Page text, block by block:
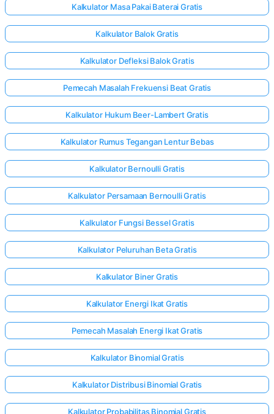
Ada
Ajukan
Anda
Kalkulator Masa Pakai Baterai Gratis
Kalkulator Balok Gratis
Kalkulator Defleksi Balok Gratis
Pemecah Masalah Frekuensi Beat Gratis
Kalkulator Hukum Beer-Lambert Gratis
Kalkulator Rumus Tegangan Lentur Bebas
Kalkulator Bernoulli Gratis
Kalkulator Persamaan Bernoulli Gratis
Kalkulator Fungsi Bessel Gratis
Kalkulator Peluruhan Beta Gratis
Kalkulator Biner Gratis
Kalkulator Energi Ikat Gratis
Pemecah Masalah Energi Ikat Gratis
Kalkulator Binomial Gratis
Kalkulator Distribusi Binomial Gratis
Kalkulator Probabilitas Binomial Gratis